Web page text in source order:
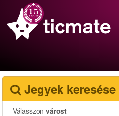
Jegyek keresése
Válasszon várost